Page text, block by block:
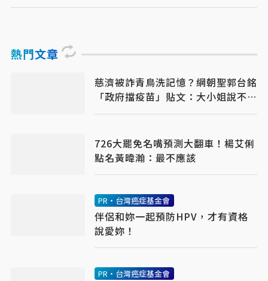
熱門文章
慈濟被詐青鳥洗記憶？網朝聖郭台銘
「政府擋疫苗」貼文：大小姐說不要
買
726大罷免名嘴預測大翻車！楊艾俐
點名黃暐瀚：最不應該
PR・台灣癌症基金會
伴侶和妳一起預防HPV，才有資格
說愛妳！
PR・台灣癌症基金會